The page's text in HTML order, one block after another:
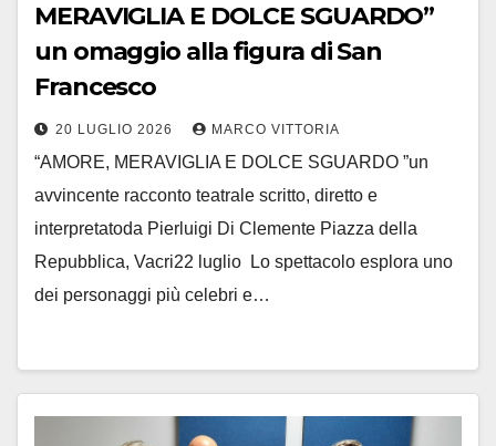
MERAVIGLIA E DOLCE SGUARDO”
un omaggio alla figura di San
Francesco
20 LUGLIO 2026 MARCO VITTORIA
“AMORE, MERAVIGLIA E DOLCE SGUARDO ”un
avvincente racconto teatrale scritto, diretto e
interpretatoda Pierluigi Di Clemente Piazza della
Repubblica, Vacri22 luglio Lo spettacolo esplora uno
dei personaggi più celebri e…